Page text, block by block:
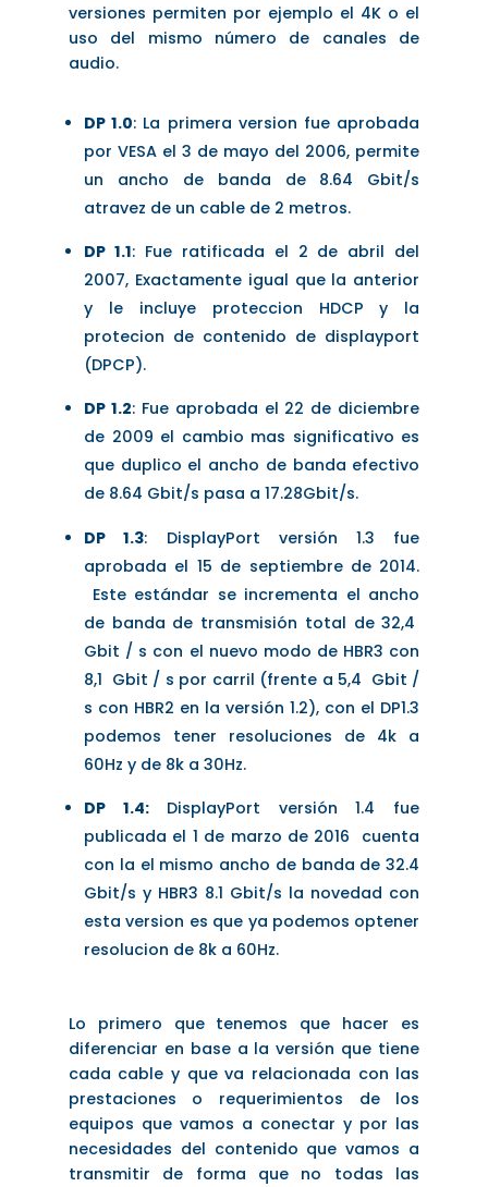
versiones permiten por ejemplo el 4K o el
uso del mismo número de canales de
audio.
DP 1.0: La primera version fue aprobada
por VESA el 3 de mayo del 2006, permite
un ancho de banda de 8.64 Gbit/s
atravez de un cable de 2 metros.
DP 1.1: Fue ratificada el 2 de abril del
2007, Exactamente igual que la anterior
y le incluye proteccion HDCP y la
protecion de contenido de displayport
(DPCP).
DP 1.2: Fue aprobada el 22 de diciembre
de 2009 el cambio mas significativo es
que duplico el ancho de banda efectivo
de 8.64 Gbit/s pasa a 17.28Gbit/s.
DP 1.3: DisplayPort versión 1.3 fue
aprobada el 15 de septiembre de 2014.
Este estándar se incrementa el ancho
de banda de transmisión total de 32,4
Gbit / s con el nuevo modo de HBR3 con
8,1 Gbit / s por carril (frente a 5,4 Gbit /
s con HBR2 en la versión 1.2), con el DP1.3
podemos tener resoluciones de 4k a
60Hz y de 8k a 30Hz.
DP 1.4: DisplayPort versión 1.4 fue
publicada el 1 de marzo de 2016 cuenta
con la el mismo ancho de banda de 32.4
Gbit/s y HBR3 8.1 Gbit/s la novedad con
esta version es que ya podemos optener
resolucion de 8k a 60Hz.
Lo primero que tenemos que hacer es
diferenciar en base a la versión que tiene
cada cable y que va relacionada con las
prestaciones o requerimientos de los
equipos que vamos a conectar y por las
necesidades del contenido que vamos a
transmitir de forma que no todas las